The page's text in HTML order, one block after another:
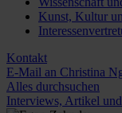
Kunst, Kultur
Kontakt
E-Mail an Christina
Alles durchsuchen
Interviews, Artikel